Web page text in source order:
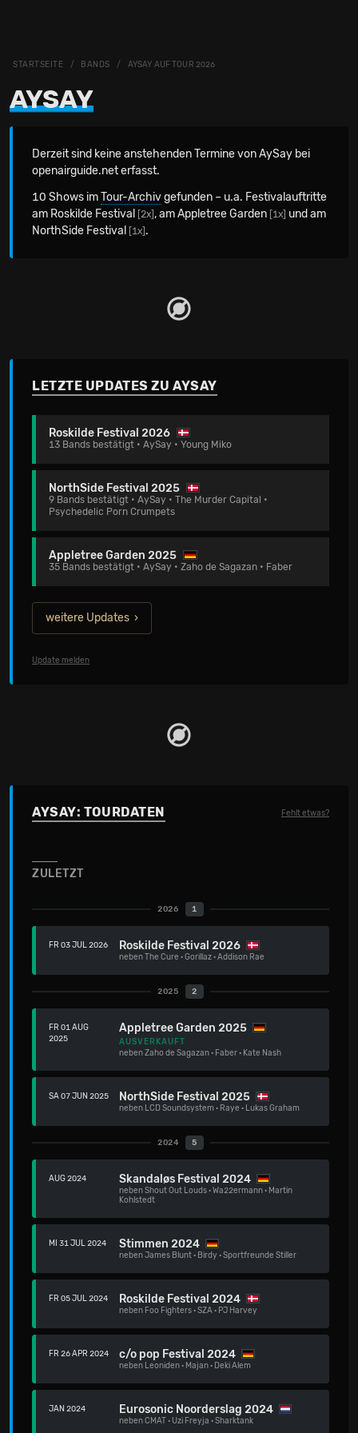
STARTSEITE BANDS AYSAY AUF TOUR 2026
AYSAY
Derzeit sind keine anstehenden Termine von AySay bei
openairguide.net erfasst.
10 Shows imTour-Archivgefunden – u.a. Festivalauftritte
am Roskilde Festival
[2x] , am Appletree Garden [1x] und am
NorthSide Festival
[1x] .
LETZTE UPDATES ZU AYSAY
Roskilde Festival 2026
13 Bands bestätigt • AySay • Young Miko
NorthSide Festival 2025
9 Bands bestätigt • AySay • The Murder Capital •
Psychedelic Porn Crumpets
Appletree Garden 2025
35 Bands bestätigt • AySay • Zaho de Sagazan • Faber
weitere Updates
Update melden
AYSAY: TOURDATEN Fehlt etwas?
ZULETZT
2026 1
FR 03 JUL 2026 Roskilde Festival 2026
nebenThe Cure ·Gorillaz·Addison Rae
2025 2
FR 01 AUG
2025
Appletree Garden 2025
AUSVERKAUFT
nebenZaho de Sagazan· Faber· Kate Nash
SA 07 JUN 2025 NorthSide Festival 2025
neben LCD Soundsystem · Raye · Lukas Graham
2024 5
AUG 2024 Skandaløs Festival 2024
nebenShout Out Louds·Wa22ermann· Martin
Kohlstedt
MI 31 JUL 2024 Stimmen 2024
nebenJames Blunt· Birdy ·Sportfreunde Stiller
FR 05 JUL 2024 Roskilde Festival 2024
neben Foo Fighters·SZA· PJ Harvey
FR 26 APR 2024 c/o pop Festival 2024
neben Leoniden· Majan· Deki Alem
JAN 2024 Eurosonic Noorderslag 2024
nebenCMAT· Uzi Freyja ·Sharktank